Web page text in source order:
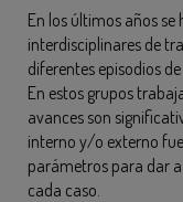
En los últimos años
interdisciplinares de
diferentes episodios
En estos grupos
avances son
interno y/o externo
parámetros para dar
cada caso.